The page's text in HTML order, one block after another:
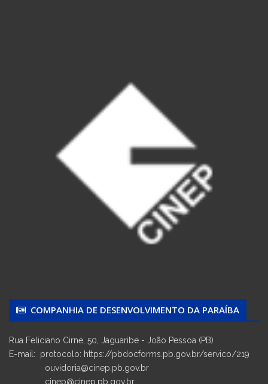
COMPANHIA DE DESENVOLVIMENTO DA PARAÍBA
Rua Feliciano Cirne, 50, Jaguaribe - João Pessoa (PB)
E-mail: protocolo: https://pbdocforms.pb.gov.br/servico/219
ouvidoria@cinep.pb.gov.br
cinep@cinep.pb.gov.br